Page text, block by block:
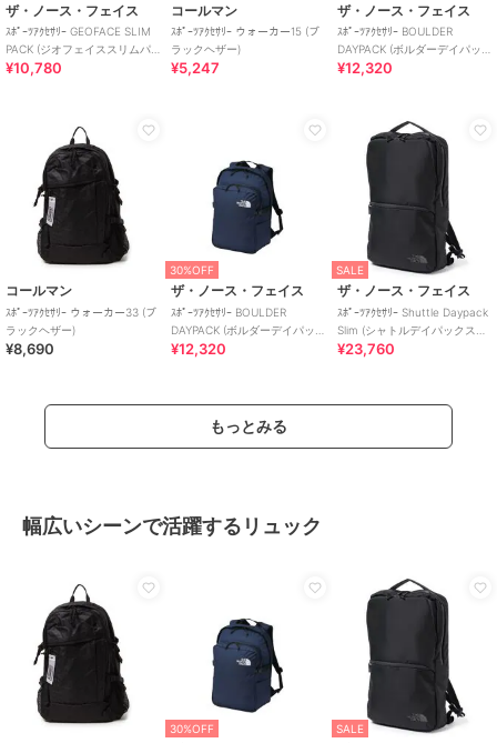
ザ・ノース・フェイス
ｽﾎﾟｰﾂｱｸｾｻﾘｰ GEOFACE SLIM
PACK (ジオフェイススリムパ
ック)
¥10,780
コールマン
ｽﾎﾟｰﾂｱｸｾｻﾘｰ ウォーカー15 (ブ
ラックヘザー)
¥5,247
ザ・ノース・フェイス
ｽﾎﾟｰﾂｱｸｾｻﾘｰ BOULDER
DAYPACK (ボルダーデイパッ
ク)
¥12,320
コールマン
ｽﾎﾟｰﾂｱｸｾｻﾘｰ ウォーカー33 (ブ
ラックヘザー)
¥8,690
30%OFF
ザ・ノース・フェイス
ｽﾎﾟｰﾂｱｸｾｻﾘｰ BOULDER
DAYPACK (ボルダーデイパッ
ク)
¥12,320
SALE
ザ・ノース・フェイス
ｽﾎﾟｰﾂｱｸｾｻﾘｰ Shuttle Daypack
Slim (シャトルデイパックスリ
ム)
¥23,760
もっとみる
幅広いシーンで活躍するリュック
30%OFF SALE